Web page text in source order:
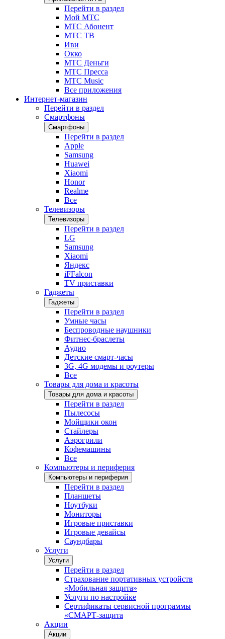
Перейти в раздел
Мой МТС
МТС Абонент
МТС ТВ
Иви
Окко
МТС Деньги
МТС Пресса
МТС Music
Все приложения
Интернет-магазин
Перейти в раздел
Смартфоны
Смартфоны
Перейти в раздел
Apple
Samsung
Huawei
Xiaomi
Honor
Realme
Все
Телевизоры
Телевизоры
Перейти в раздел
LG
Samsung
Xiaomi
Яндекс
iFFalcon
TV приставки
Гаджеты
Гаджеты
Перейти в раздел
Умные часы
Беспроводные наушники
Фитнес-браслеты
Аудио
Детские смарт-часы
3G, 4G модемы и роутеры
Все
Товары для дома и красоты
Товары для дома и красоты
Перейти в раздел
Пылесосы
Мойщики окон
Стайлеры
Аэрогрили
Кофемашины
Все
Компьютеры и периферия
Компьютеры и периферия
Перейти в раздел
Планшеты
Ноутбуки
Мониторы
Игровые приставки
Игровые девайсы
Саундбары
Услуги
Услуги
Перейти в раздел
Страхование портативных устройств
«Мобильная защита»
Услуги по настройке
Сертификаты сервисной программы
«СМАРТ-защита
Акции
Акции